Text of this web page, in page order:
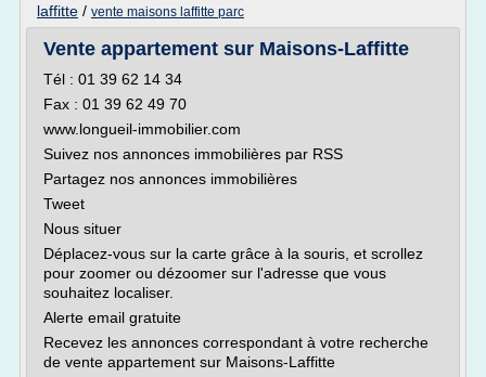
laffitte / vente maisons laffitte parc
Vente appartement sur Maisons-Laffitte
Tél : 01 39 62 14 34
Fax : 01 39 62 49 70
www.longueil-immobilier.com
Suivez nos annonces immobilières par RSS
Partagez nos annonces immobilières
Tweet
Nous situer
Déplacez-vous sur la carte grâce à la souris, et scrollez
pour zoomer ou dézoomer sur l'adresse que vous
souhaitez localiser.
Alerte email gratuite
Recevez les annonces correspondant à votre recherche
de vente appartement sur Maisons-Laffitte